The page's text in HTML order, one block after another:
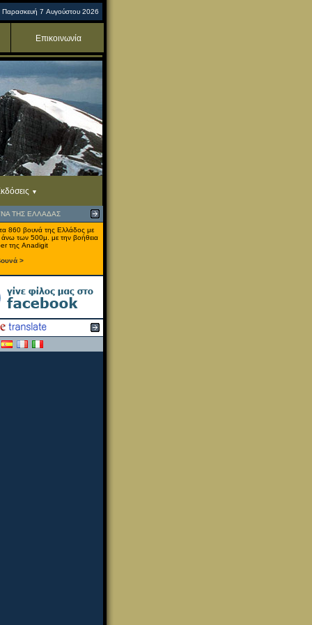
Παρασκευή 7 Αυγούστου 2026
Επικοινωνία
ΤΗΣ ΕΛΛΑΔΑΣ
860 βουνά της Ελλάδος με
των 500μ. με την βοήθεια
της Anadigit
>